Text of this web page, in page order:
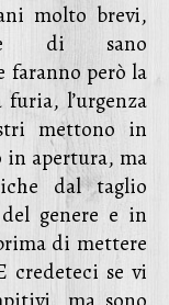
molto brevi,
di sano
faranno però la
l’urgenza
mettono in
in apertura, ma
dal taglio
genere e in
di mettere
credeteci se vi